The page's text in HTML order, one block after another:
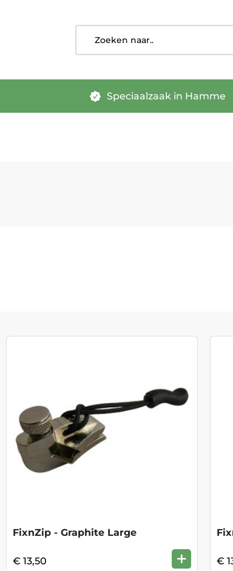
Speciaalzaak in Hamme
FixnZip - Graphite Large
€ 13,50 + €